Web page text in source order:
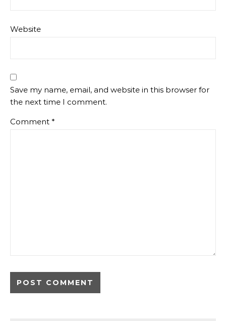
Website
Save my name, email, and website in this browser for
the next time I comment.
Comment *